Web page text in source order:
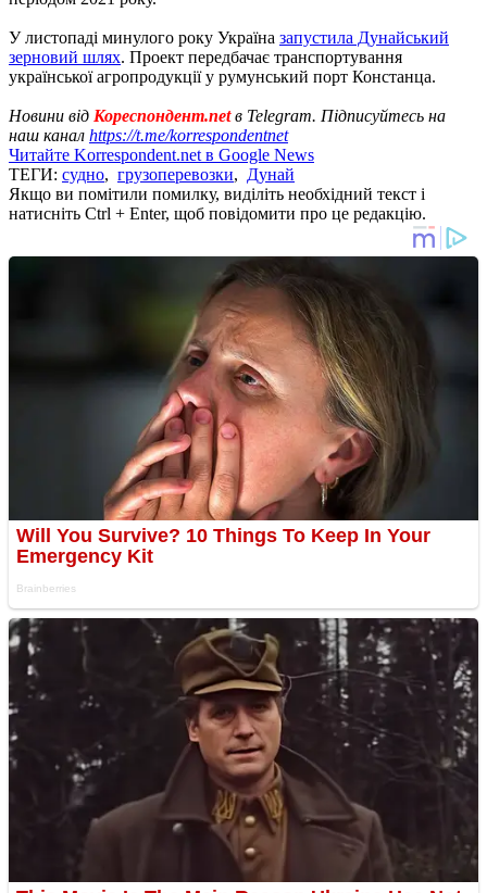
У листопаді минулого року Україна запустила Дунайський
зерновий шлях. Проект передбачає транспортування
української агропродукції у румунський порт Констанца.
Новини від Кореспондент.netв Telegram. Підписуйтесь на
наш канал https://t.me/korrespondentnet
Читайте Korrespondent.net в Google News
ТЕГИ: судно, грузоперевозки, Дунай
Якщо ви помітили помилку, виділіть необхідний текст і
натисніть Ctrl + Enter, щоб повідомити про це редакцію.